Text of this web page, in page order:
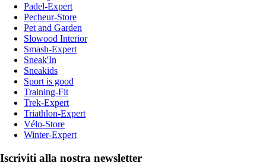
Padel-Expert
Pecheur-Store
Pet and Garden
Slowood Interior
Smash-Expert
Sneak'In
Sneakids
Sport is good
Training-Fit
Trek-Expert
Triathlon-Expert
Vélo-Store
Winter-Expert
Iscriviti alla nostra newsletter